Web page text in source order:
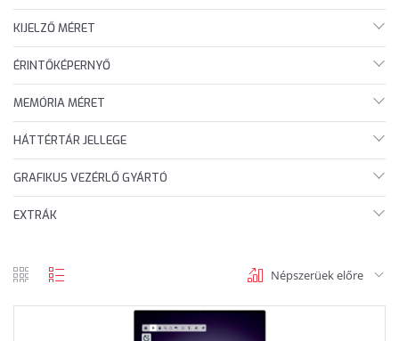
KIJELZŐ MÉRET
ÉRINTŐKÉPERNYŐ
MEMÓRIA MÉRET
HÁTTÉRTÁR JELLEGE
GRAFIKUS VEZÉRLŐ GYÁRTÓ
EXTRÁK
Népszerüek előre